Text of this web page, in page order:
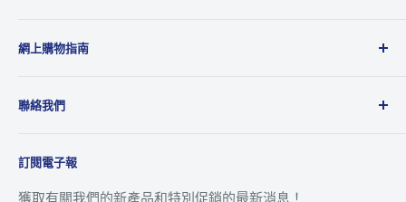
商，代理多達20多個國際品牌，產品包括消費性電子產
供全面的銷售、市場推廣及售後服務到香港及澳門地區。
網上購物指南
退貨及退款政策
追蹤訂單
聯絡我們
聯絡我們
客戶服務
訂閱電子報
獲取有關我們的新產品和特別促銷的最新消息！